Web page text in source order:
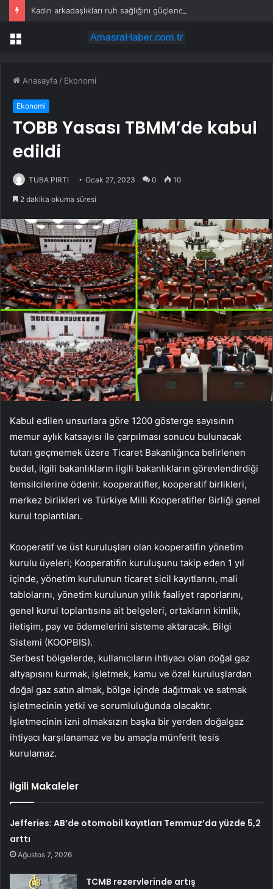
Kadın arkadaşlıkları ruh sağlığını güçlendiriyor
Menü
Anasayfa / Ekonomi
Ekonomi
TOBB Yasası TBMM’de kabul
edildi
TUBA PIRTI Ocak 27, 2023 0 10
2 dakika okuma süresi
Kabul edilen unsurlara göre 1200 gösterge sayısının
memur aylık katsayısı ile çarpılması sonucu bulunacak
tutarı geçmemek üzere Ticaret Bakanlığınca belirlenen
bedel, ilgili bakanlıkların ilgili bakanlıkların görevlendirdiği
temsilcilerine ödenir. kooperatifler, kooperatif birlikleri,
merkez birlikleri ve Türkiye Milli Kooperatifler Birliği genel
kurul toplantıları.
Kooperatif ve üst kuruluşları olan kooperatifin yönetim
kurulu üyeleri; Kooperatifin kuruluşunu takip eden 1 yıl
içinde, yönetim kurulunun ticaret sicil kayıtlarını, mali
tablolarını, yönetim kurulunun yıllık faaliyet raporlarını,
genel kurul toplantısına ait belgeleri, ortakların kimlik,
iletişim, pay ve ödemelerini sisteme aktaracak. Bilgi
Sistemi (KOOPBIS).
Serbest bölgelerde, kullanıcıların ihtiyacı olan doğal gaz
altyapısını kurmak, işletmek, kamu ve özel kuruluşlardan
doğal gaz satın almak, bölge içinde dağıtmak ve satmak
işletmecinin yetki ve sorumluluğunda olacaktır.
İşletmecinin izni olmaksızın başka bir yerden doğalgaz
ihtiyacı karşılanamaz ve bu amaçla münferit tesis
kurulamaz.
İlgili Makaleler
Jefferies: AB’de otomobil kayıtları Temmuz’da yüzde 5,2
arttı
Ağustos 7, 2026
TCMB rezervlerinde artış